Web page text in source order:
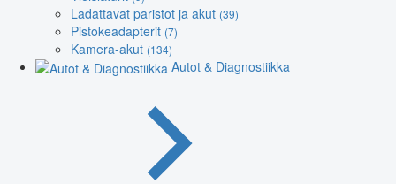
Ladattavat paristot ja akut (39)
Pistokeadapterit (7)
Kamera-akut (134)
Autot & Diagnostiikka